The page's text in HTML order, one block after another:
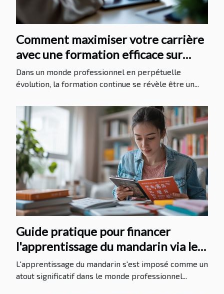
Comment maximiser votre carrière
avec une formation efficace sur
LinkedIn
Dans un monde professionnel en perpétuelle
évolution, la formation continue se révèle être un...
Guide pratique pour financer
l'apprentissage du mandarin via le
CPF
L'apprentissage du mandarin s'est imposé comme un
atout significatif dans le monde professionnel...